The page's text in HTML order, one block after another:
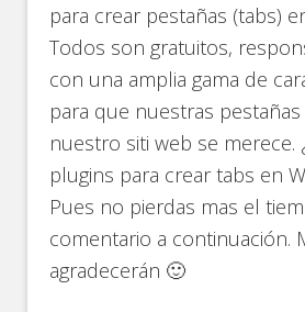
para crear pestañas (tabs)
Todos son gratuitos,
con una amplia gama de
para que nuestras
nuestro siti web se merece.
plugins para crear tabs en
Pues no pierdas mas el
comentario a continuación.
agradecerán 🙂